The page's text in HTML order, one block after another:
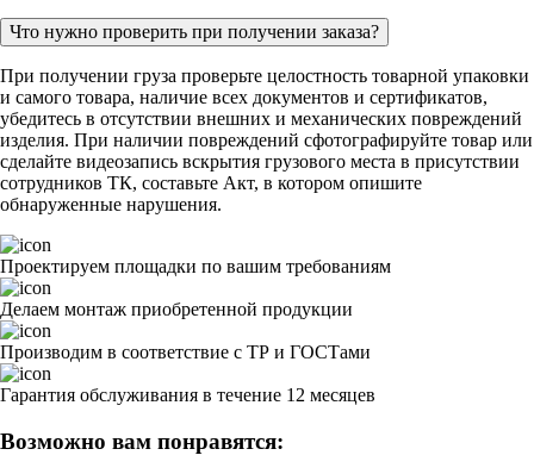
Что нужно проверить при получении заказа?
При получении груза проверьте целостность товарной упаковки
и самого товара, наличие всех документов и сертификатов,
убедитесь в отсутствии внешних и механических повреждений
изделия. При наличии повреждений сфотографируйте товар или
сделайте видеозапись вскрытия грузового места в присутствии
сотрудников ТК, составьте Акт, в котором опишите
обнаруженные нарушения.
Проектируем площадки по вашим требованиям
Делаем монтаж приобретенной продукции
Производим в соответствие с ТР и ГОСТами
Гарантия обслуживания в течение 12 месяцев
Возможно вам понравятся: